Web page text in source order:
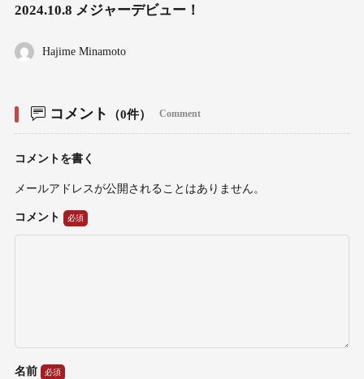
2024.10.8 メジャーデビュー！
Hajime Minamoto
コメント （0件） Comment
コメントを書く
メールアドレスが公開されることはありません。
コメント
名前